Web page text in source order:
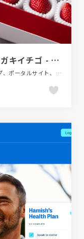
食べる宝石 MIGAKI-ICHIGO ミガキイチゴ - MIGAKI-ICHIGOブログ
シンプル、ブランド・サービスサイト、ポップ、ポータルサイト、レッド系、動画が流れる、飲料・食品、飲食店・グルメ・ウェディング